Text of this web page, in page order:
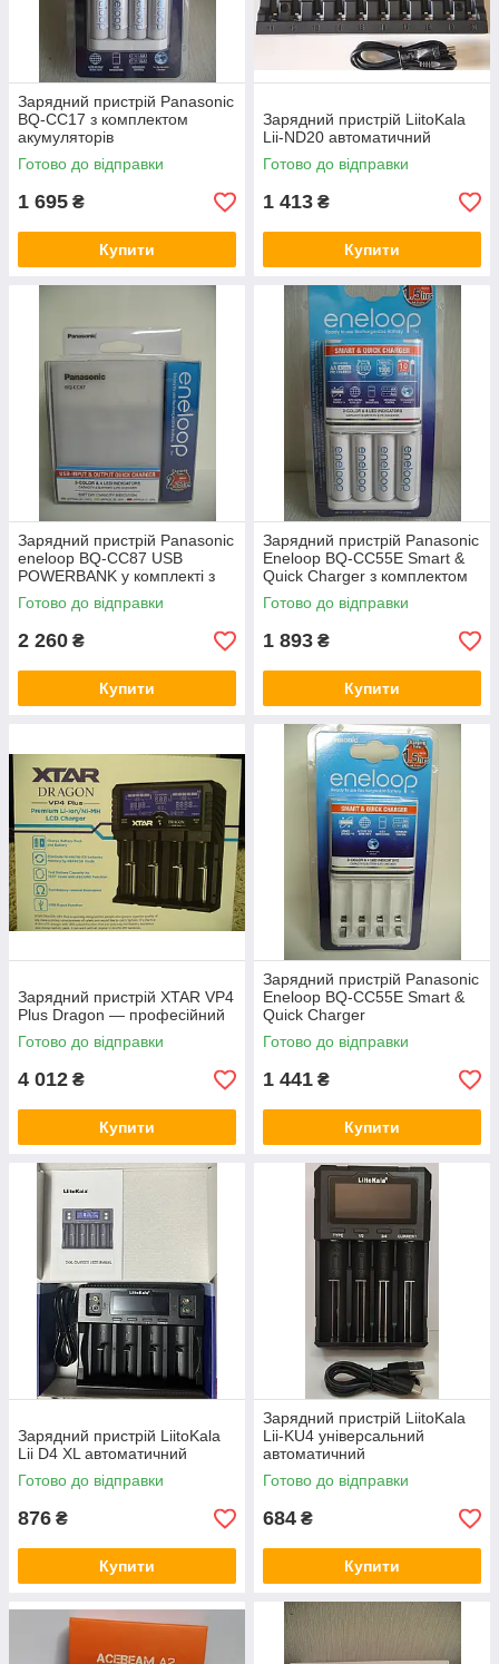
Зарядний пристрій Panasonic
BQ-CC17 з комплектом
акумуляторів
Готово до відправки
1 695 ₴
Купити
Зарядний пристрій LiitoKala
Lii-ND20 автоматичний
Готово до відправки
1 413 ₴
Купити
Зарядний пристрій Panasonic
eneloop BQ-CC87 USB
POWERBANK у комплекті з
акумуляторами
Готово до відправки
2 260 ₴
Купити
Зарядний пристрій Panasonic
Eneloop BQ-CC55E Smart &
Quick Charger з комплектом
акумуляторів
Готово до відправки
1 893 ₴
Купити
Зарядний пристрій XTAR VP4
Plus Dragon — професійний
Готово до відправки
4 012 ₴
Купити
Зарядний пристрій Panasonic
Eneloop BQ-CC55E Smart &
Quick Charger
Готово до відправки
1 441 ₴
Купити
Зарядний пристрій LiitoKala
Lii D4 XL автоматичний
Готово до відправки
876 ₴
Купити
Зарядний пристрій LiitoKala
Lii-KU4 універсальний
автоматичний
Готово до відправки
684 ₴
Купити